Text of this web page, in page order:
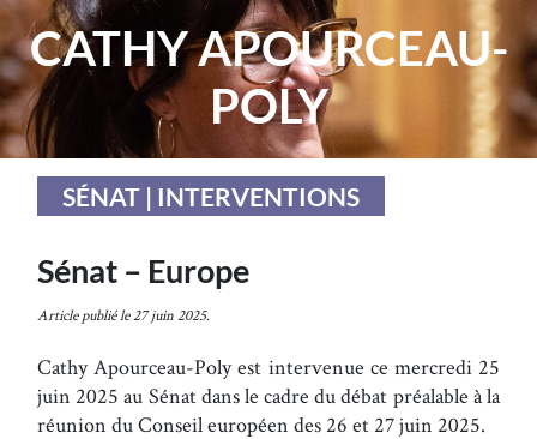
CATHY APOURCEAU-
POLY
SÉNAT | INTERVENTIONS
Sénat – Europe
Article publié le 27 juin 2025.
Cathy Apourceau-Poly est intervenue ce mercredi 25
juin 2025 au Sénat dans le cadre du débat préalable à la
réunion du Conseil européen des 26 et 27 juin 2025.